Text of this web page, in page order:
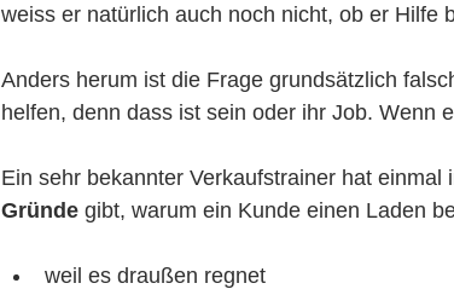
weiss er natürlich auch noch nicht, ob er Hilfe
Anders herum ist die Frage grundsätzlich
helfen, denn dass ist sein oder ihr Job. Wenn
Ein sehr bekannter Verkaufstrainer hat einmal
Gründe gibt, warum ein Kunde einen Laden
weil es draußen regnet